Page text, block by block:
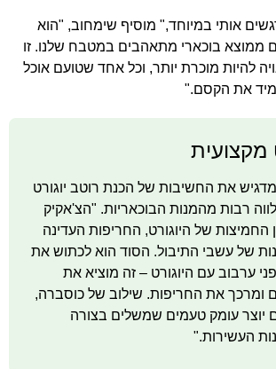
אותי במיוחד," מוסיף שימחוב, "הוא
ממוצא בוכארי מתאהבים במטבח שלנו. זו
להיות מוכרת יותר, וכל אחד שטועם אוכל
מיד את הקסם."
מקצועית
את החשיבות של הכנת רוטב יוגורט
רבות מהמנות הבוכאריות. "הצ'אקיק
החמיצות של היוגורט, החריפות העדינה
של עשבי התיבול. הסוד הוא לכתוש את
ערבוב עם היוגורט – זה מוציא את
ומרכך את החריפות. שילוב של כוסברה,
יוצר עומק טעמים שמשלים בצורה
העשירות."